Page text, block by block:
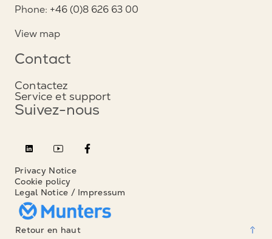
Phone: +46 (0)8 626 63 00
View map
Contact
Contactez
Service et support
Suivez-nous
Privacy Notice
Cookie policy
Legal Notice / Impressum
Retour en haut